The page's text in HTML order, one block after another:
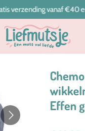
verzending vanaf €40
Chemo
Effen